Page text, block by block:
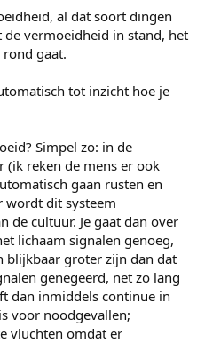
al dat soort dingen
vermoeidheid in stand, het
gaat.
tot inzicht hoe je
Simpel zo: in de
(ik reken de mens er ook
gaan rusten en
wordt dit systeem
de cultuur. Je gaat dan over
lichaam signalen genoeg,
blijkbaar groter zijn dan dat
genegeerd, net zo lang
dan inmiddels continue in
voor noodgevallen;
vluchten omdat er